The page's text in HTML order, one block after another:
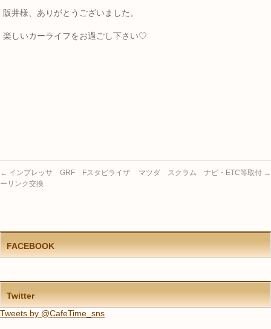
阪井様、ありがとうございました。
楽しいカーライフをお過ごし下さい♡
← インプレッサ GRF Fスタビライザ
ーリンク交換
マツダ スクラム ナビ・ETC等取付 →
FACEBOOK
Twitter
Tweets by @CafeTime_sns